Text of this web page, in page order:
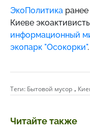
ЭкоПолитика
Киеве
информационный
экопарк "Осокорки".
Теги: Бытовой мусор ,
Читайте также